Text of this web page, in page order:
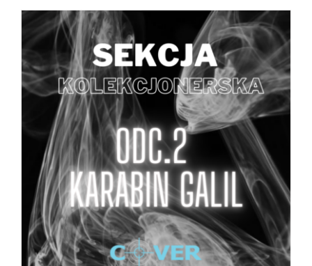
DODAJ DO KOSZYKA / SZCZEGÓŁY